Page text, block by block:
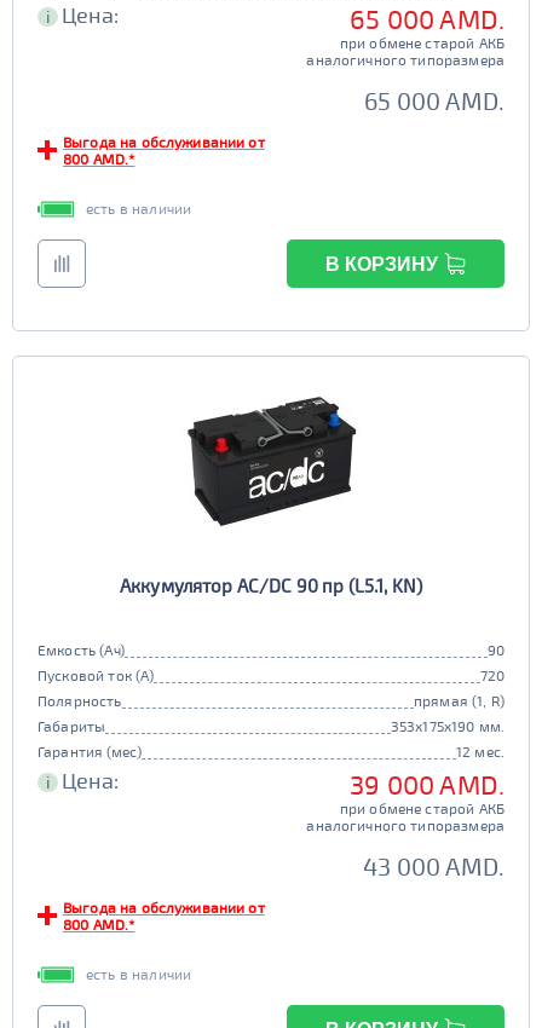
i Цена: 65 000 AMD.
при обмене старой АКБ
аналогичного типоразмера
65 000 AMD.
Выгода на обслуживании от
800 AMD.*
есть в наличии
В КОРЗИНУ
Аккумулятор AC/DC 90 пр (L5.1, KN)
Емкость (Ач)
90
Пусковой ток (А)
720
Полярность
прямая (1, R)
Габариты
353x175x190 мм.
Гарантия (мес)
12 мес.
i Цена: 39 000 AMD.
при обмене старой АКБ
аналогичного типоразмера
43 000 AMD.
Выгода на обслуживании от
800 AMD.*
есть в наличии